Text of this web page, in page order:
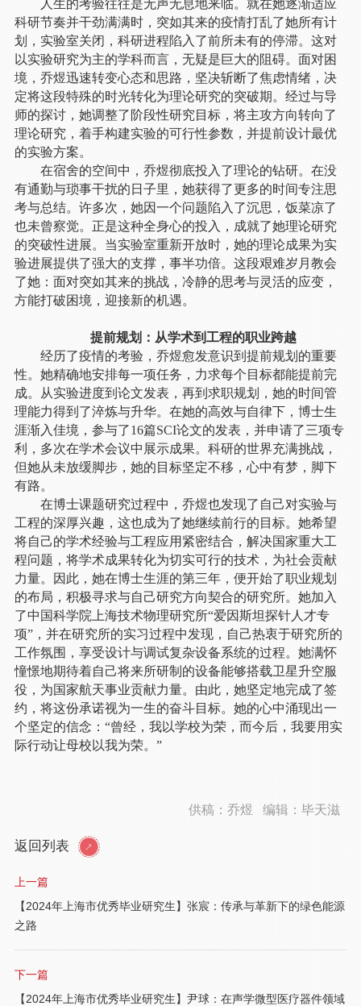
人生的考验往往是无声无息地来临。就在她逐渐适应
科研节奏并干劲满满时，突如其来的疫情打乱了她所有计
划，实验室关闭，科研进程陷入了前所未有的停滞。这对
以实验研究为主的学科而言，无疑是巨大的阻碍。面对困
境，乔煜迅速转变心态和思路，坚决斩断了焦虑情绪，决
定将这段特殊的时光转化为理论研究的突破期。经过与导
师的探讨，她调整了阶段性研究目标，将主攻方向转向了
理论研究，着手构建实验的可行性参数，并提前设计最优
的实验方案。
在宿舍的空间中，乔煜彻底投入了理论的钻研。在没
有通勤与琐事干扰的日子里，她获得了更多的时间专注思
考与总结。许多次，她因一个问题陷入了沉思，饭菜凉了
也未曾察觉。正是这种全身心的投入，成就了她理论研究
的突破性进展。当实验室重新开放时，她的理论成果为实
验进展提供了强大的支撑，事半功倍。这段艰难岁月教会
了她：面对突如其来的挑战，冷静的思考与灵活的应变，
方能打破困境，迎接新的机遇。
提前规划：从学术到工程的职业跨越
经历了疫情的考验，乔煜愈发意识到提前规划的重要
性。她精确地安排每一项任务，力求每个目标都能提前完
成。从实验进度到论文发表，再到求职规划，她的时间管
理能力得到了淬炼与升华。在她的高效与自律下，博士生
涯渐入佳境，参与了16篇SCI论文的发表，并申请了三项专
利，多次在学术会议中展示成果。科研的世界充满挑战，
但她从未放缓脚步，她的目标坚定不移，心中有梦，脚下
有路。
在博士课题研究过程中，乔煜也发现了自己对实验与
工程的深厚兴趣，这也成为了她继续前行的目标。她希望
将自己的学术经验与工程应用紧密结合，解决国家重大工
程问题，将学术成果转化为切实可行的技术，为社会贡献
力量。因此，她在博士生涯的第三年，便开始了职业规划
的布局，积极寻求与自己研究方向契合的研究所。她加入
了中国科学院上海技术物理研究所“爱因斯坦探针人才专
项”，并在研究所的实习过程中发现，自己热衷于研究所的
工作氛围，享受设计与调试复杂设备系统的过程。她满怀
憧憬地期待着自己将来所研制的设备能够搭载卫星升空服
役，为国家航天事业贡献力量。由此，她坚定地完成了签
约，将这份承诺视为一生的奋斗目标。她的心中涌现出一
个坚定的信念：“曾经，我以学校为荣，而今后，我要用实
际行动让母校以我为荣。”
供稿：乔煜 编辑：毕天滋
返回列表
上一篇
【2024年上海市优秀毕业研究生】张宸：传承与革新下的绿色能源
之路
下一篇
【2024年上海市优秀毕业研究生】尹球：在声学微型医疗器件领域